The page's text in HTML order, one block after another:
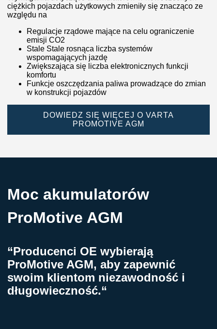
ciężkich pojazdach użytkowych zmieniły się znacząco ze
względu na
Regulacje rządowe mające na celu ograniczenie
emisji CO2
Stale Stale rosnąca liczba systemów
wspomagających jazdę
Zwiększająca się liczba elektronicznych funkcji
komfortu
Funkcje oszczędzania paliwa prowadzące do zmian
w konstrukcji pojazdów
DOWIEDZ SIĘ WIĘCEJ O VARTA
PROMOTIVE AGM
Moc akumulatorów
ProMotive AGM
“Producenci OE wybierają
ProMotive AGM, aby zapewnić
swoim klientom niezawodność i
długowieczność.“